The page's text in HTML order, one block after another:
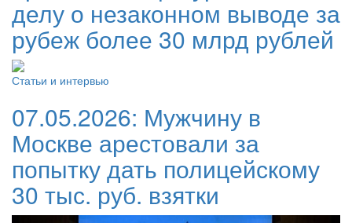
делу о незаконном выводе за
рубеж более 30 млрд рублей
Статьи и интервью
07.05.2026: Мужчину в
Москве арестовали за
попытку дать полицейскому
30 тыс. руб. взятки